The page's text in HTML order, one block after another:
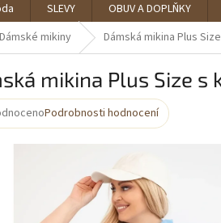
SLEVY OBUV A DOPLŇKY
Dámské mikiny Dámská mikina Plus
mikina Plus Size
Podrobnosti hodnocení